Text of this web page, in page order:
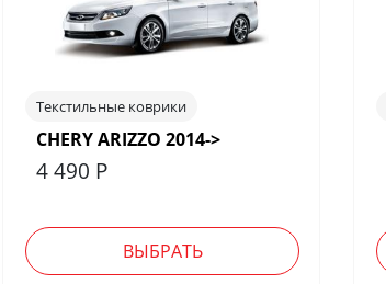
Текстильные коврики
CHERY ARIZZO 2014->
4 490 Р
ВЫБРАТЬ